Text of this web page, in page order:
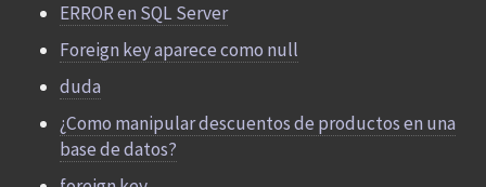
ERROR en SQL Server
Foreign key aparece como null
duda
¿Como manipular descuentos de productos en una
base de datos?